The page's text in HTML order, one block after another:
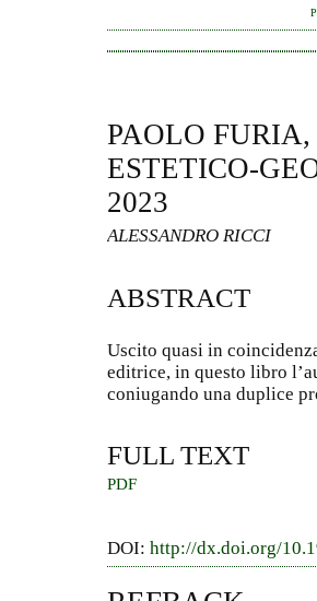
PAOLO
ESTETICO-
2023
ALESSANDRO RICCI
ABSTRACT
Uscito quasi in
editrice, in questo libro
coniugando una duplice
FULL TEXT
PDF
DOI: http://dx.doi.org/